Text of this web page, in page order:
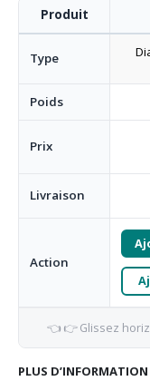
Produit
Type
Poids
Prix
Livraison
Action
👈 👉 Glissez
PLUS D’INFORMATION